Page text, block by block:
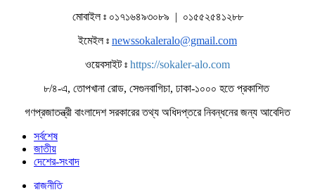
মোবাইল ঃ ০১৭১৬৪৯৩০৮৯ | ০১৫৫২৫৪১২৮৮
ইমেইল ঃ newssokaleralo@gmail.com
ওয়েবসাইট ঃ https://sokaler-alo.com
৮/৪-এ, তোপখানা রোড, সেগুনবাগিচা, ঢাকা-১০০০ হতে প্রকাশিত
গণপ্রজাতন্ত্রী বাংলাদেশ সরকারের তথ্য অধিদপ্তরে নিবন্ধনের জন্য আবেদিত
সর্বশেষ
জাতীয়
দেশের-সংবাদ
রাজনীতি